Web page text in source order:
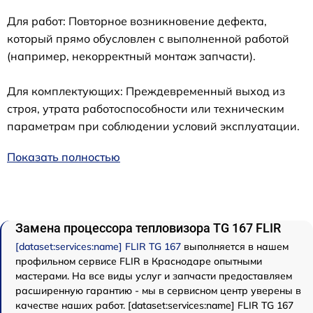
Для работ: Повторное возникновение дефекта,
который прямо обусловлен с выполненной работой
(например, некорректный монтаж запчасти).
Для комплектующих: Преждевременный выход из
строя, утрата работоспособности или техническим
параметрам при соблюдении условий эксплуатации.
Показать полностью
Замена процессора тепловизора TG 167 FLIR
[dataset:services:name] FLIR TG 167 выполняется в нашем
профильном сервисе FLIR в Краснодаре опытными
мастерами. На все виды услуг и запчасти предоставляем
расширенную гарантию - мы в сервисном центр уверены в
качестве наших работ. [dataset:services:name] FLIR TG 167